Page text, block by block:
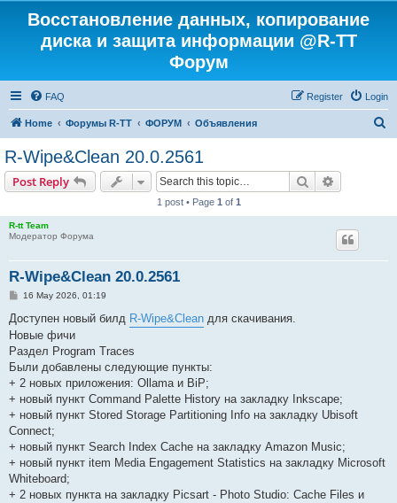
Восстановление данных, копирование
диска и защита информации @R-TT
Форум
FAQ Login
Register
Home Форумы R-TT ФОРУМ Объявления
R-Wipe&Clean 20.0.2561
Post Reply Search
1 post • Page 1 of 1
R-tt Team
Модератор Форума
R-Wipe&Clean 20.0.2561
P
s
16 May 2026, 01:19
Доступен новый билд R-Wipe&Clean для скачивания.
Новые фичи
Раздел Program Traces
Были добавлены следующие пункты:
+ 2 новых приложения: Ollama и BiP;
+ новый пункт Command Palette History на закладку Inkscape;
+ новый пункт Stored Storage Partitioning Info на закладку Ubisoft
Connect;
+ новый пункт Search Index Cache на закладку Amazon Music;
+ новый пункт item Media Engagement Statistics на закладку Microsoft
Whiteboard;
+ 2 новых пункта на закладку Picsart - Photo Studio: Cache Files и